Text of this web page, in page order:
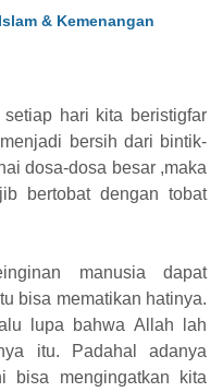
& Kemenangan
hari kita beristigfar
bersih dari bintik-
dosa-dosa besar ,maka
bertobat dengan tobat
manusia dapat
bisa mematikan hatinya.
lupa bahwa Allah lah
itu. Padahal adanya
bisa mengingatkan kita